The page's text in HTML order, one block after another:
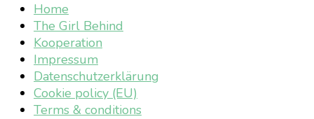
Home
The Girl Behind
Kooperation
Impressum
Datenschutzerklärung
Cookie policy (EU)
Terms & conditions